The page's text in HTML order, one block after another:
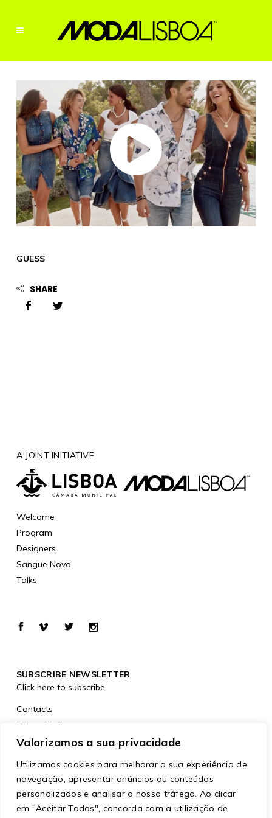
Valorizamos a sua privacidade
Utilizamos cookies para melhorar a sua experiência de
navegação, apresentar anúncios ou conteúdos
personalizados e analisar o nosso tráfego. Ao clicar
em "Aceitar Todos", concorda com a utilização de
GUESS
SHARE
A JOINT INITIATIVE
Welcome
Program
Designers
Sangue Novo
Talks
SUBSCRIBE NEWSLETTER
Click here to subscribe
Contacts
Privacy Policy
Cookies Policy